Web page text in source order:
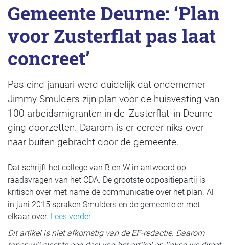
Gemeente Deurne: ‘Plan
voor Zusterflat pas laat
concreet’
Pas eind januari werd duidelijk dat ondernemer
Jimmy Smulders zijn plan voor de huisvesting van
100 arbeidsmigranten in de 'Zusterflat' in Deurne
ging doorzetten. Daarom is er eerder niks over
naar buiten gebracht door de gemeente.
Dat schrijft het college van B en W in antwoord op
raadsvragen van het CDA. De grootste oppositiepartij is
kritisch over met name de communicatie over het plan. Al
in juni 2015 spraken Smulders en de gemeente er met
elkaar over. Lees verder.
Dit artikel is niet afkomstig van de EF-redactie. Daarom